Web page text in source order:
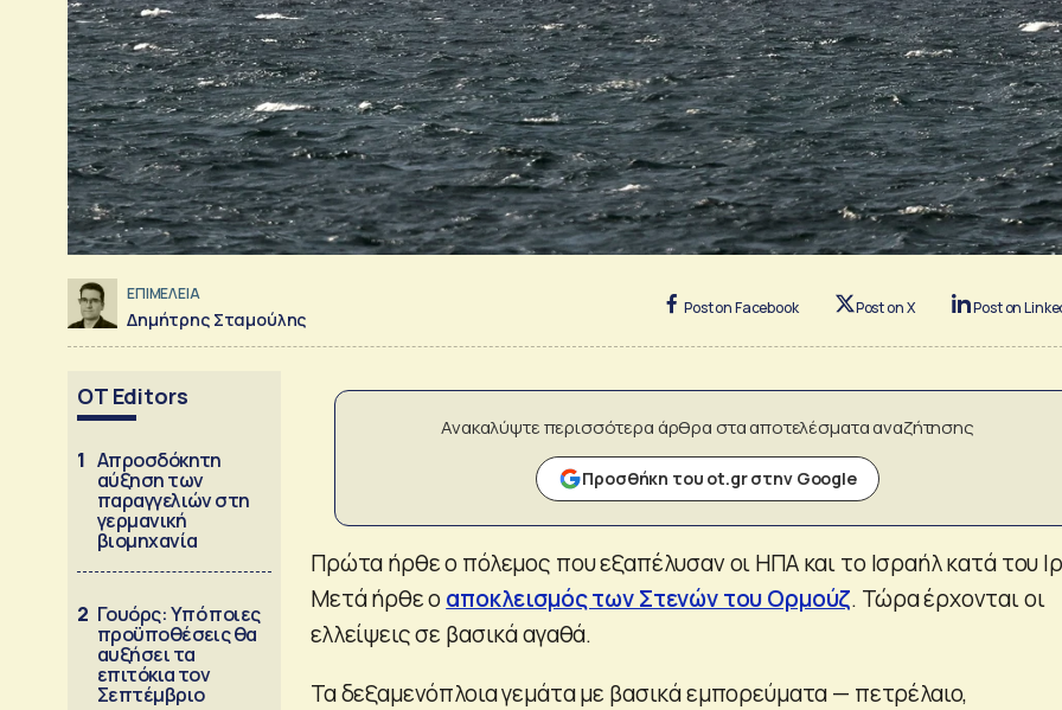
ΕΠΙΜΕΛΕΙΑ
Δημήτρης Σταμούλης
Post on Facebook Post on X Post on
OT Editors
1 Απροσδόκητη
αύξηση των
παραγγελιών στη
γερμανική
βιομηχανία
2 Γουόρς: Υπό ποιες
προϋποθέσεις θα
αυξήσει τα
επιτόκια τον
Σεπτέμβριο
Ανακαλύψτε περισσότερα άρθρα στα αποτελέσματα αναζήτησης
Προσθήκη του ot.gr στην Google
Πρώτα ήρθε ο πόλεμος που εξαπέλυσαν οι ΗΠΑ και το Ισραήλ κατά του
Μετά ήρθε οαποκλεισμός των Στενών του Ορμούζ. Τώρα έρχονται οι
ελλείψεις σε βασικά αγαθά.
Τα δεξαμενόπλοια γεμάτα με βασικά εμπορεύματα — πετρέλαιο,